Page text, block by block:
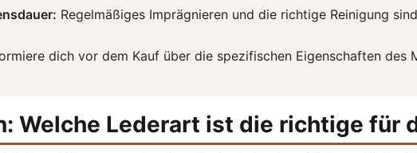
Regelmäßiges Imprägnieren und die richtige Reinigung sind
dich vor dem Kauf über die spezifischen Eigenschaften des
Welche Lederart ist die richtige für